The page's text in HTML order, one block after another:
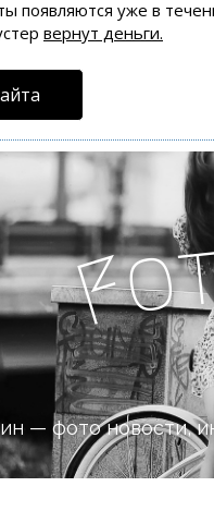
появляются уже в
вернут деньги.
Fo
— фото новости,